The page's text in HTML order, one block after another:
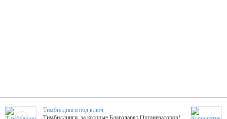
Тимбилдинги под ключ
Тимбилдинги, за которые Благодарят Организаторов!